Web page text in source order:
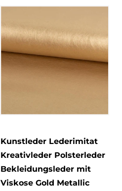
Kunstleder Lederimitat
Kreativleder Polsterleder
Bekleidungsleder mit
Viskose Gold Metallic